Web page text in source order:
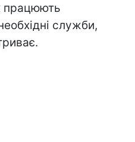
працюють
служби,